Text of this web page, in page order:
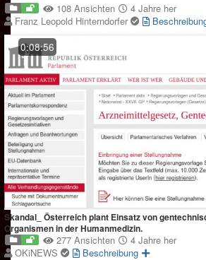
108 Ansichten
4 Jahre her
Franz Leopold Hinterndorfer
0:08:56
Skandal_ Österreich plant Einsatz von
Organismen in der Humanmedizin.
277 Ansichten
4 Jahre her
OKiNEWS
Beschreibung